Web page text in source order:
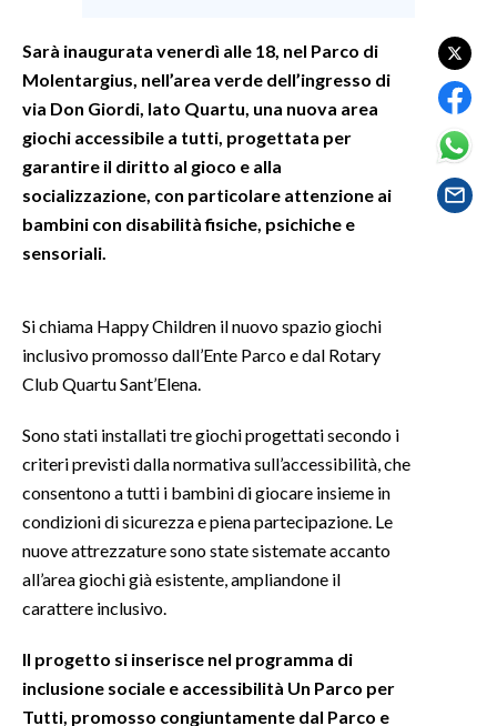
SPETTACOLI
GOSSIP
SARDEGNA TURISMO
SARDI NEL MONDO
EVENTI
#CARAUNIONE
3 MINUTI CON
INSULARITÀ
INFO AZIENDE
ABBONATI
ANNUNCI
PUBBLICITÀ
SPIAGGE
Sarà inaugurata venerdì alle 18, nel Parco di
Molentargius, nell’area verde dell’ingresso di
via Don Giordi, lato Quartu, una nuova area
giochi accessibile a tutti, progettata per
garantire il diritto al gioco e alla
socializzazione, con particolare attenzione ai
bambini con disabilità fisiche, psichiche e
sensoriali.
Si chiama Happy Children il nuovo spazio giochi
inclusivo promosso dall’Ente Parco e dal Rotary
Club Quartu Sant’Elena.
Sono stati installati tre giochi progettati secondo i
criteri previsti dalla normativa sull’accessibilità, che
consentono a tutti i bambini di giocare insieme in
condizioni di sicurezza e piena partecipazione. Le
nuove attrezzature sono state sistemate accanto
all’area giochi già esistente, ampliandone il
carattere inclusivo.
Il progetto si inserisce nel programma di
inclusione sociale e accessibilità Un Parco per
Tutti, promosso congiuntamente dal Parco e